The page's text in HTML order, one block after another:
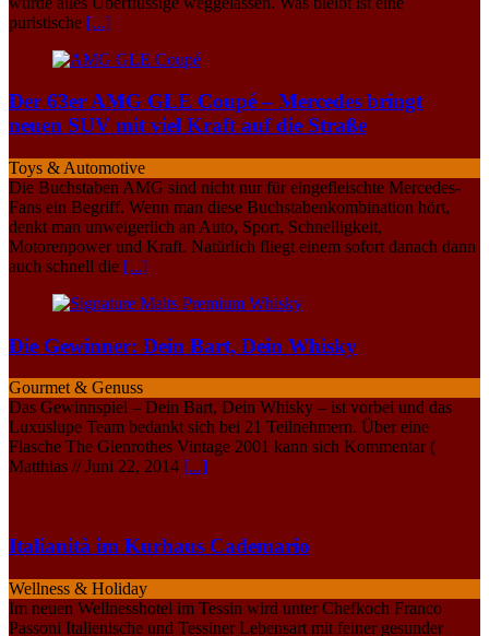
puristische [...]
Der 63er AMG GLE Coupé – Mercedes bringt
neuen SUV mit viel Kraft auf die Straße
Toys & Automotive
Die Buchstaben AMG sind nicht nur für eingefleischte Mercedes-
Fans ein Begriff. Wenn man diese Buchstabenkombination hört,
denkt man unweigerlich an Auto, Sport, Schnelligkeit,
Motorenpower und Kraft. Natürlich fliegt einem sofort danach dann
auch schnell die [...]
Die Gewinner: Dein Bart, Dein Whisky
Gourmet & Genuss
Das Gewinnspiel – Dein Bart, Dein Whisky – ist vorbei und das
Luxuslupe Team bedankt sich bei 21 Teilnehmern. Über eine
Flasche The Glenrothes Vintage 2001 kann sich Kommentar (
Matthias // Juni 22, 2014 [...]
Italianità im Kurhaus Cademario
Wellness & Holiday
Im neuen Wellnesshotel im Tessin wird unter Chefkoch Franco
Passoni Italienische und Tessiner Lebensart mit feiner gesunder